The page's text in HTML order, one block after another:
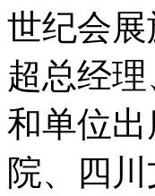
世纪会
超总经
和单位
院、四